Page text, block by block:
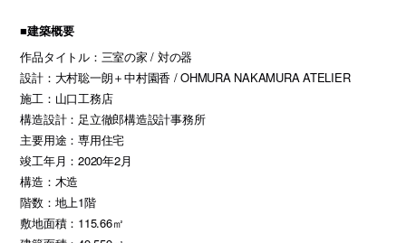
■建築概要
作品タイトル：三室の家 / 対の器
設計：大村聡一朗＋中村園香 / OHMURA NAKAMURA ATELIER
施工：山口工務店
構造設計：足立徹郎構造設計事務所
主要用途：専用住宅
竣工年月：2020年2月
構造：木造
階数：地上1階
敷地面積：115.66㎡